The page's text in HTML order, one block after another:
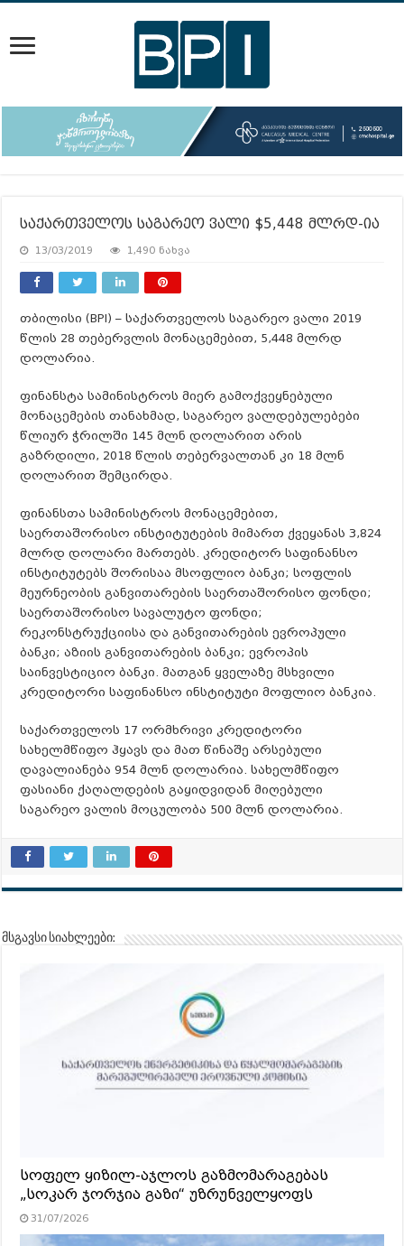
საქართველოს საგარეო ვალი $5,448 მლრდ-ია
13/03/2019 1,490 ნახვა
თბილისი (BPI) – საქართველოს საგარეო ვალი 2019
წლის 28 თებერვლის მონაცემებით, 5,448 მლრდ
დოლარია.
ფინანსტა სამინისტროს მიერ გამოქვეყნებული
მონაცემების თანახმად, საგარეო ვალდებულებები
წლიურ ჭრილში 145 მლნ დოლარით არის
გაზრდილი, 2018 წლის თებერვალთან კი 18 მლნ
დოლარით შემცირდა.
ფინანსთა სამინისტროს მონაცემებით,
საერთაშორისო ინსტიტუტების მიმართ ქვეყანას 3,824
მლრდ დოლარი მართებს. კრედიტორ საფინანსო
ინსტიტუტებს შორისაა მსოფლიო ბანკი; სოფლის
მეურნეობის განვითარების საერთაშორისო ფონდი;
საერთაშორისო სავალუტო ფონდი;
რეკონსტრუქციისა და განვითარების ევროპული
ბანკი; აზიის განვითარების ბანკი; ევროპის
საინვესტიციო ბანკი. მათგან ყველაზე მსხვილი
კრედიტორი საფინანსო ინსტიტუტი მოფლიო ბანკია.
საქართველოს 17 ორმხრივი კრედიტორი
სახელმწიფო ჰყავს და მათ წინაშე არსებული
დავალიანება 954 მლნ დოლარია. სახელმწიფო
ფასიანი ქაღალდების გაყიდვიდან მიღებული
საგარეო ვალის მოცულობა 500 მლნ დოლარია.
მსგავსი სიახლეები:
სოფელ ყიზილ-აჯლოს გაზმომარაგებას
„სოკარ ჯორჯია გაზი“ უზრუნველყოფს
31/07/2026